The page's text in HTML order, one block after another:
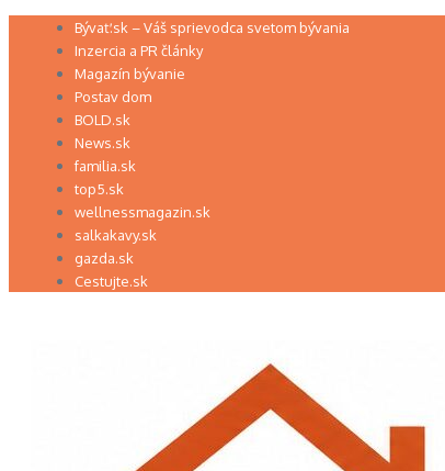
Preskočiť Bývať.sk – Váš sprievodca svetom bývania
Inzercia a PR články
Magazín bývanie
Postav dom
BOLD.sk
News.sk
familia.sk
top5.sk
wellnessmagazin.sk
salkakavy.sk
gazda.sk
Cestujte.sk